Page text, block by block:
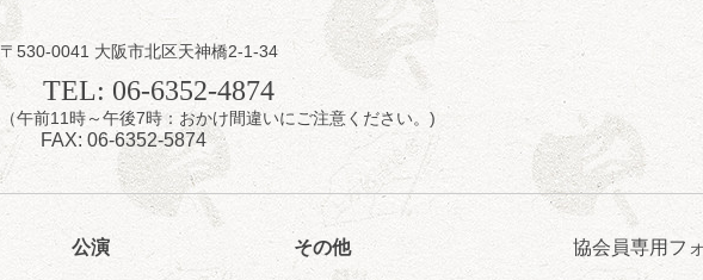
昼席：番組案内
桂二豆／露の瑞／桂きん太郎／いわみせいじ（似顔絵）／桂三扇／桂文太～仲入～笑
★菟道亭配信あり
〒530-0041 大阪市北区天神橋2-1-34
TEL: 06-6352-4874
（午前11時～午後7時：おかけ間違いにご注意ください。)
FAX: 06-6352-5874
公演 その他 協会員専用フ